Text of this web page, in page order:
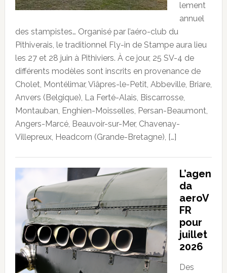
lement
annuel
des stampistes… Organisé par l’aéro-club du
Pithiverais, le traditionnel Fly-in de Stampe aura lieu
les 27 et 28 juin à Pithiviers. À ce jour, 25 SV-4 de
différents modèles sont inscrits en provenance de
Cholet, Montélimar, Viâpres-le-Petit, Abbeville, Briare,
Anvers (Belgique), La Ferté-Alais, Biscarrosse,
Montauban, Enghien-Moisselles, Persan-Beaumont,
Angers-Marcé, Beauvoir-sur-Mer, Chavenay-
Villepreux, Headcorn (Grande-Bretagne), […]
L’agen
da
aeroV
FR
pour
juillet
2026
Des